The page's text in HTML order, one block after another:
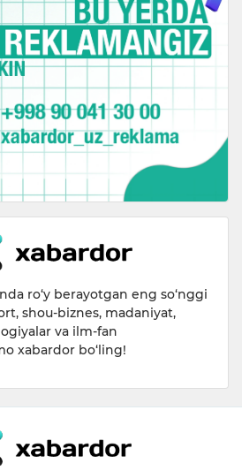
ro‘y berayotgan eng so‘nggi
shou-biznes, madaniyat,
va ilm-fan
xabardor bo‘ling!